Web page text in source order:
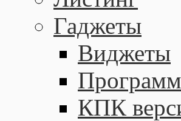
Гаджеты
Виджеты
КПК